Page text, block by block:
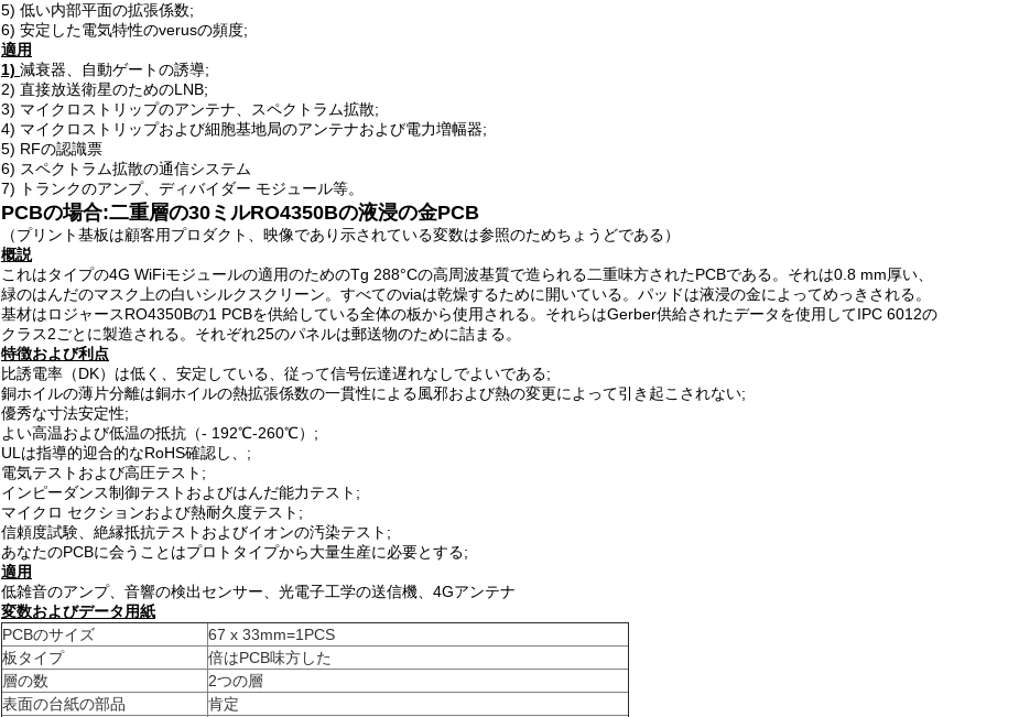
5) 低い内部平面の拡張係数;
6) 安定した電気特性のverusの頻度;
適用
1) 減衰器、自動ゲートの誘導;
2) 直接放送衛星のためのLNB;
3) マイクロストリップのアンテナ、スペクトラム拡散;
4) マイクロストリップおよび細胞基地局のアンテナおよび電力増幅器;
5) RFの認識票
6) スペクトラム拡散の通信システム
7) トランクのアンプ、ディバイダー モジュール等。
PCBの場合:二重層の30ミルRO4350Bの液浸の金PCB
（プリント基板は顧客用プロダクト、映像であり示されている変数は参照のためちょうどである）
概説
これはタイプの4G WiFiモジュールの適用のためのTg 288°Cの高周波基質で造られる二重味方されたPCBである。それは0.8 mm厚い、
緑のはんだのマスク上の白いシルクスクリーン。すべてのviaは乾燥するために開いている。パッドは液浸の金によってめっきされる。
基材はロジャースRO4350Bの1 PCBを供給している全体の板から使用される。それらはGerber供給されたデータを使用してIPC 6012の
クラス2ごとに製造される。それぞれ25のパネルは郵送物のために詰まる。
特徴および利点
比誘電率（DK）は低く、安定している、従って信号伝達遅れなしでよいである;
銅ホイルの薄片分離は銅ホイルの熱拡張係数の一貫性による風邪および熱の変更によって引き起こされない;
優秀な寸法安定性;
よい高温および低温の抵抗（- 192℃-260℃）;
ULは指導的迎合的なRoHS確認し、;
電気テストおよび高圧テスト;
インピーダンス制御テストおよびはんだ能力テスト;
マイクロ セクションおよび熱耐久度テスト;
信頼度試験、絶縁抵抗テストおよびイオンの汚染テスト;
あなたのPCBに会うことはプロトタイプから大量生産に必要とする;
適用
低雑音のアンプ、音響の検出センサー、光電子工学の送信機、4Gアンテナ
変数およびデータ用紙
PCBのサイズ
67 x 33mm=1PCS
板タイプ
倍はPCB味方した
層の数
2つの層
表面の台紙の部品
肯定